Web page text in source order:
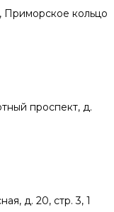
кольцо
проспект, д.
д. 20, стр. 3, 1